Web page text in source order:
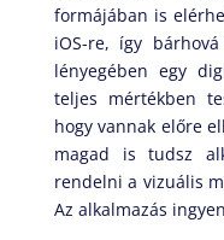
formájában is
iOS-re, így
lényegében egy
teljes mértékben
hogy vannak előre
magad is tudsz
rendelni a vizuális
Az alkalmazás